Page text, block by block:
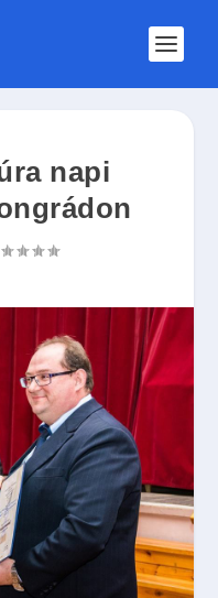
napi